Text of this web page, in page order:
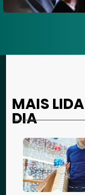
MAIS
DIA